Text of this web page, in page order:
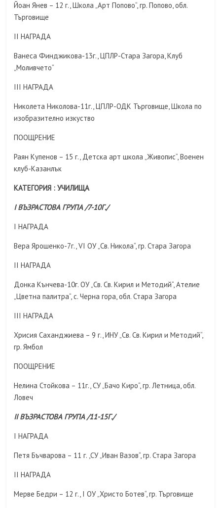
Йоан Янев – 12 г., Школа „Арт Попово“, гр. Попово, обл.
Търговище
II НАГРАДА
Ванеса Финджикова-13г., ЦПЛР-Стара Загора, Клуб
„Моливчето“
III НАГРАДА
Николета Николова-11г., ЦПЛР-ОДК Търговище, Школа по
изобразително изкуство
ПООЩРЕНИЕ
Раян Купенов – 15 г., Детска арт школа „Живопис“, Военен
клуб-Казанлък
КАТЕГОРИЯ : УЧИЛИЩА
I ВЪЗРАСТОВА ГРУПА /7-10Г./
I НАГРАДА
Вера Ярошенко-7г., VI ОУ „Св. Никола“, гр. Стара Загора
II НАГРАДА
Донка Кънчева-10г. ОУ „Св. Св. Кирил и Методий“, Ателие
„Цветна палитра“, с. Черна гора, обл. Стара Загора
III НАГРАДА
Хрисия Саханджиева – 9 г., ИНУ „Св. Св. Кирил и Методий“,
гр. Ямбол
ПООЩРЕНИЕ
Нелина Стойкова – 11г., СУ „Бачо Киро“, гр. Летница, обл.
Ловеч
II ВЪЗРАСТОВА ГРУПА /11-15Г./
I НАГРАДА
Петя Бъчварова – 11 г. ,СУ „Иван Вазов“, гр. Стара Загора
II НАГРАДА
Мерве Бедри – 12 г., I ОУ „Христо Ботев“, гр. Търговище